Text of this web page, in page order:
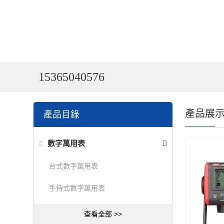
15365040576
產品目錄
數字萬用表
台式數字萬用表
手持式數字萬用表
查看全部 >>
產品展